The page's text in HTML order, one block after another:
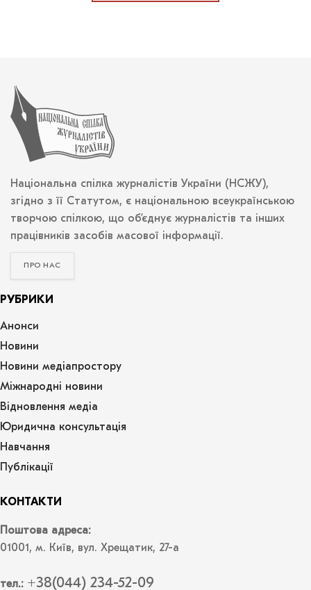
Національна спілка журналістів України (НСЖУ),
згідно з її Статутом, є національною всеукраїнською
творчою спілкою, що об’єднує журналістів та інших
працівників засобів масової інформації.
ПРО НАС
РУБРИКИ
Анонси
Новини
Новини медіапростору
Міжнародні новини
Відновлення медіа
Юридична консультація
Навчання
Публікації
КОНТАКТИ
Поштова адреса:
01001, м. Київ, вул. Хрещатик, 27-а
тел.: +38(044) 234-52-09